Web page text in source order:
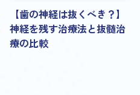
【歯の神経は抜くべき？】
神経を残す治療法と抜髄治
療の比較